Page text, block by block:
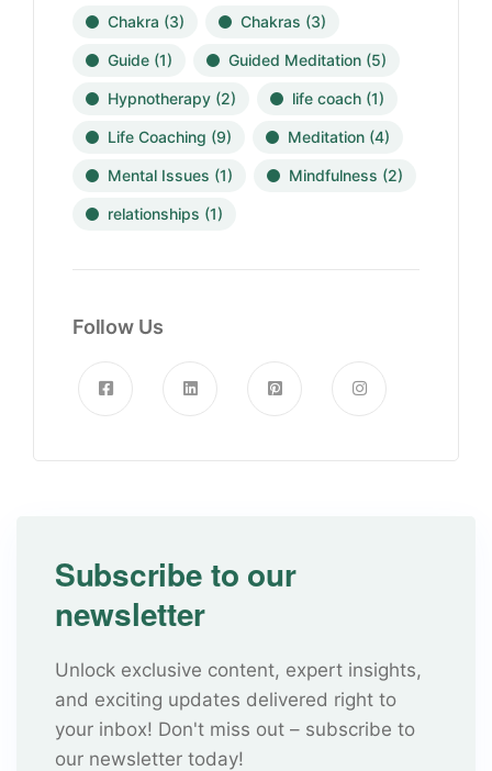
Chakra (3) Chakras (3)
Guide (1) Guided Meditation (5)
Hypnotherapy (2) life coach (1)
Life Coaching (9) Meditation (4)
Mental Issues (1) Mindfulness (2)
relationships (1)
Follow Us
Subscribe to our
newsletter
Unlock exclusive content, expert insights,
and exciting updates delivered right to
your inbox! Don't miss out – subscribe to
our newsletter today!